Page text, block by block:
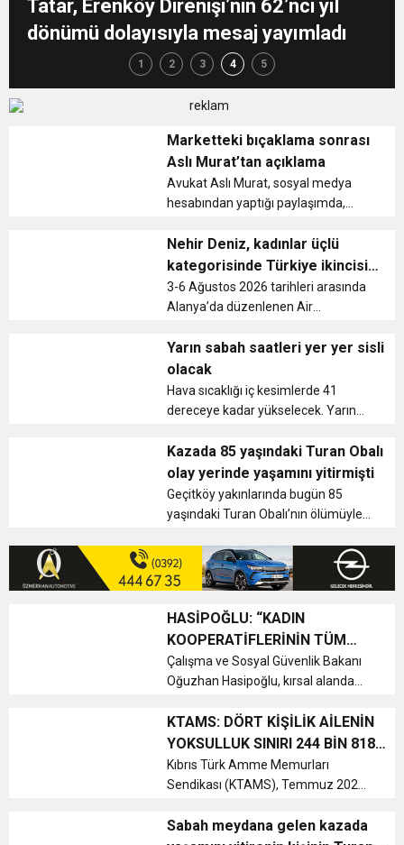
13:49 İran, Hürmüz’de konteyner gemisini hedef aldı
BEROVA: HAYAT PAHALILIĞI ÖNGÖRÜMÜZ
fenalaşarak hastaneye kaldırıldı
Tatar, Erenköy Direnişi’nin 62’nci yıl
dönümü dolayısıyla mesaj yayımladı
1 2 3 4 5
Marketteki bıçaklama sonrası
Aslı Murat’tan açıklama
Avukat Aslı Murat, sosyal medya
hesabından yaptığı paylaşımda,
olayının ardından gece kulüplerine
ilişkin tartışmaların yeniden
gündeme gelmesi gerektiğini
belirterek, Ombud...
Nehir Deniz, kadınlar üçlü
kategorisinde Türkiye ikincisi
oldu
3-6 Ağustos 2026 tarihleri arasında
Alanya’da düzenlenen Air
Şampiyonası’nda ülkemizi temsil
eden milli sporcu Nehir Deniz,
kadınlar üçlü kategorisinde Türkiye
i...
Yarın sabah saatleri yer yer sisli
olacak
Hava sıcaklığı iç kesimlerde 41
dereceye kadar yükselecek. Yarın
Meteoroloji Dairesi’nden verilen
bilgiye göre, bölge hafta boyunca
genellikle Alçak Basınç Sistemi...
Kazada 85 yaşındaki Turan Obalı
olay yerinde yaşamını yitirmişti
Geçitköy yakınlarında bugün 85
yaşındaki Turan Obalı’nın ölümüyle
olan sürücünün ve yolcuların polise
yalan beyan verdiği belirlendi. Polis
Basın Subaylığı’...
HASİPOĞLU: “KADIN
KOOPERATİFLERİNİN TÜM
ÇALIŞANLARININ SİGORTA
PRİMLERİNİ YÜZDE 100
Çalışma ve Sosyal Güvenlik Bakanı
Oğuzhan Hasipoğlu, kırsal alanda
kooperatiflerinin temsilcilerini kabul
ederek, kadın emeğini ve kadın
girişimciliğini güçlendirecek önemli
de...
KTAMS: DÖRT KİŞİLİK AİLENİN
YOKSULLUK SINIRI 244 BİN 818
TL’YE YÜKSELDİ
Kıbrıs Türk Amme Memurları
Sendikası (KTAMS), Temmuz 2026
sınırı verilerini açıkladı. Buna göre, 31
Sabah meydana gelen kazada